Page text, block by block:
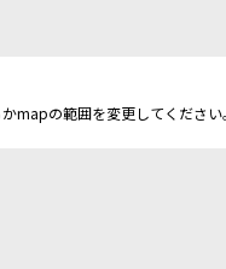
mapの範囲を変更してください。